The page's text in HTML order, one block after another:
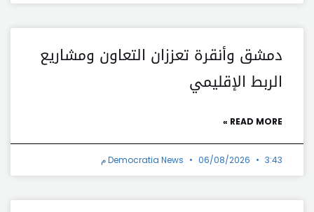
دمشق وأنقرة تعززان التعاون ومشاريع
الربط الإقليمي
READ MORE »
Democratia News 06/08/2026 3:43 م